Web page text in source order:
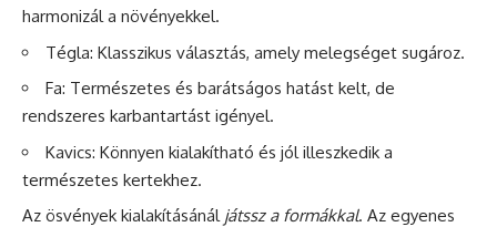
harmonizál a növényekkel.
Tégla: Klasszikus választás, amely melegséget sugároz.
Fa: Természetes és barátságos hatást kelt, de
rendszeres karbantartást igényel.
Kavics: Könnyen kialakítható és jól illeszkedik a
természetes kertekhez.
Az ösvények kialakításánál játssz a formákkal. Az egyenes